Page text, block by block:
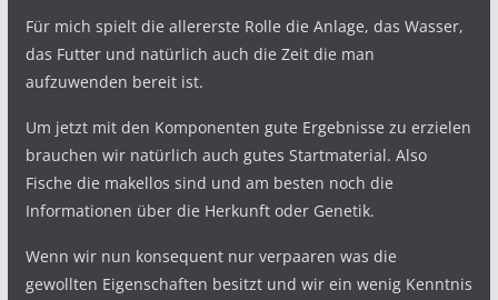
Für mich spielt die allererste Rolle die Anlage, das Wasser,
das Futter und natürlich auch die Zeit die man
aufzuwenden bereit ist.
Um jetzt mit den Komponenten gute Ergebnisse zu erzielen
brauchen wir natürlich auch gutes Startmaterial. Also
Fische die makellos sind und am besten noch die
Informationen über die Herkunft oder Genetik.
Wenn wir nun konsequent nur verpaaren was die
gewollten Eigenschaften besitzt und wir ein wenig Kenntnis